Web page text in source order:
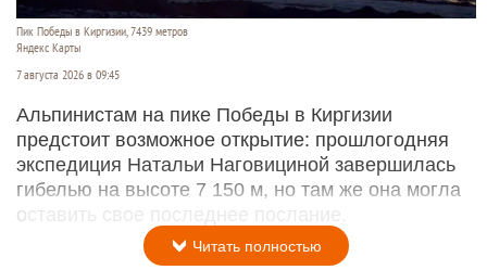
Пик Победы в Киргизии, 7439 метров
Яндекс Карты
7 августа 2026 в 09:45
Альпинистам на пике Победы в Киргизии
предстоит возможное открытие: прошлогодняя
экспедиция Натальи Наговициной завершилась
гибелью на высоте 7 150 м, но там же она могла
оставить свое последнее послание.
Читать полностью